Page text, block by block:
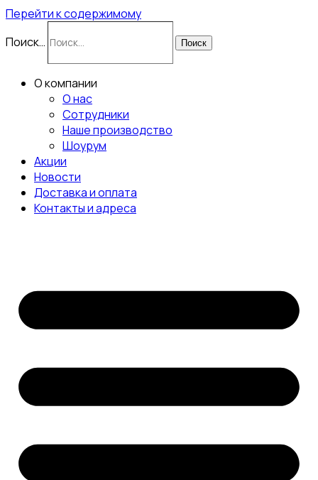
Перейти к содержимому
Поиск…
Поиск
О компании
О нас
Сотрудники
Наше производство
Шоурум
Акции
Новости
Доставка и оплата
Контакты и адреса